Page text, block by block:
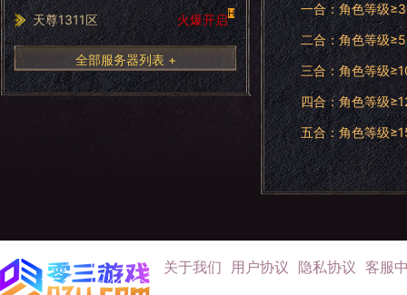
天尊1311区 火爆开启H
全部服务器列表 +
一合：角色等级
二合：角色等级
三合：角色等级
四合：角色等级
五合：角色等级
关于我们 用户协议 隐私协议 客服